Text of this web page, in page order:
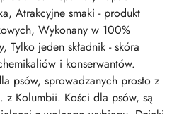
Atrakcyjne smaki - produkt
Wykonany w 100%
Tylko jeden składnik - skóra
i konserwantów.
psów, sprowadzanych prosto z
z Kolumbii. Kości dla psów, są